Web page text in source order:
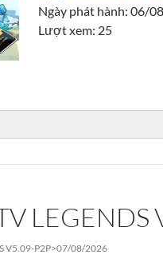
Ngày phát hành: 06/
Lượt xem: 25
LEGENDS
V5.09-P2P>07/08/2026